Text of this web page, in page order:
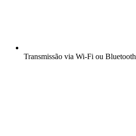
Transmissão via Wi-Fi ou Bluetooth